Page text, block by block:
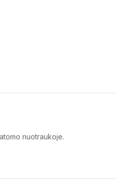
nuotraukoje.